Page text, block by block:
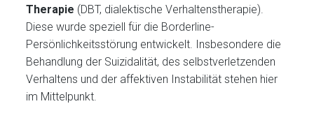
Therapie (DBT, dialektische Verhaltenstherapie).
Diese wurde speziell für die Borderline-
Persönlichkeitsstörung entwickelt. Insbesondere die
Behandlung der Suizidalität, des selbstverletzenden
Verhaltens und der affektiven Instabilität stehen hier
im Mittelpunkt.